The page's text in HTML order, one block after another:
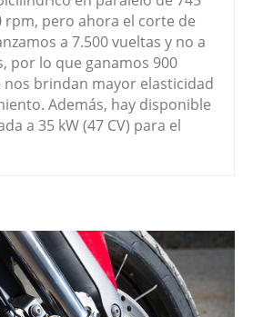
rpm, pero ahora el corte de
a 7.500 vueltas y no a
por lo que ganamos 900
brindan mayor elasticidad
Además, hay disponible
a 35 kW (47 CV) para el